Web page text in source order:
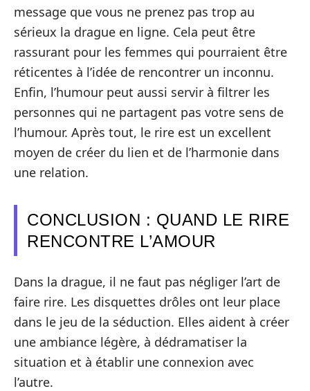
message que vous ne prenez pas trop au
sérieux la drague en ligne. Cela peut être
rassurant pour les femmes qui pourraient être
réticentes à l’idée de rencontrer un inconnu.
Enfin, l’humour peut aussi servir à filtrer les
personnes qui ne partagent pas votre sens de
l’humour. Après tout, le rire est un excellent
moyen de créer du lien et de l’harmonie dans
une relation.
CONCLUSION : QUAND LE RIRE
RENCONTRE L’AMOUR
Dans la drague, il ne faut pas négliger l’art de
faire rire. Les disquettes drôles ont leur place
dans le jeu de la séduction. Elles aident à créer
une ambiance légère, à dédramatiser la
situation et à établir une connexion avec
l’autre.